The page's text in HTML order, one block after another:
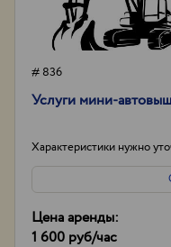
# 836
Услуги мини-
Характеристики нужно
Цена аренды:
1 600 руб/час